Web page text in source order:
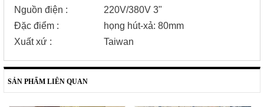
Nguồn điện :
220V/380V 3"
Đặc điểm :
họng hút-xả: 80mm
Xuất xứ : Taiwan
SẢN PHẨM LIÊN QUAN